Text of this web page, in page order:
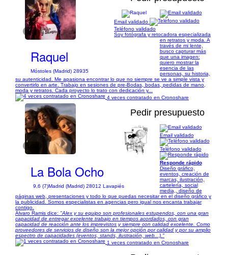
1/8
Raquel
Móstoles (Madrid) 28935
Email validado
Teléfono validado
Soy fotógrafa y retocadora especializada
en retratos y moda. A
través de mi lente,
busco capturar más
que una imagen:
quiero mostrar la
esencia de las
personas, su historia,
su autenticidad. Me apasiona encontrar lo que no siempre se ve a simple vista y
convertirlo en arte. Trabajo en sesiones de pre-Bodas, bodas, pedidas de mano,
moda y retratos. Cada proyecto lo trato con dedicación y...
4 veces contratado en Cronoshare
Pedir presupuesto
La Bola Ocho
9,6 (7)Madrid (Madrid) 28012 Lavapiés
Email validado
Teléfono validado
Responde rápido
Diseño gráfico,
eventos, creación de
marcas, ilustración,
cartelería, social
media,, diseño de
páginas web, presentaciones y todo lo que puedas necesitar en el diseño gráfico y
la publicidad. Somos especialistas en agencias pero igual nos encanta trabajar
contigo.
Álvaro Ramis dice: "Alex y su equipo son profesionales estupendos, con una gran
capacidad de entregar excelente trabajo en tiempos acordados, con gran
capacidad de reacción ante los imprevistos y siempre con calidad excelente. Como
proveedores de servicios de diseño son la mejor opción por calidad y por su amplio
espectro de capacidades (eventos, stands, ilustración, web...)."
1 veces contratado en Cronoshare